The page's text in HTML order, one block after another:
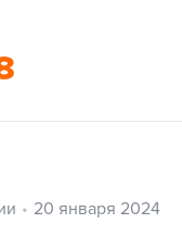
20 января 2024